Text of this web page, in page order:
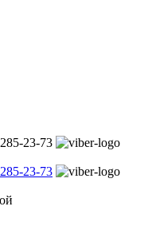
23-73
23-73